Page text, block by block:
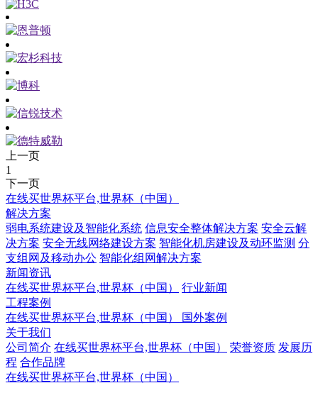
上一页
1
下一页
在线买世界杯平台,世界杯（中国）
解决方案
弱电系统建设及智能化系统 信息安全整体解决方案 安全云解
决方案 安全无线网络建设方案 智能化机房建设及动环监测 分
支组网及移动办公 智能化组网解决方案
新闻资讯
在线买世界杯平台,世界杯（中国）
行业新闻
工程案例
在线买世界杯平台,世界杯（中国）
国外案例
关于我们
公司简介 在线买世界杯平台,世界杯（中国） 荣誉资质 发展历
程 合作品牌
在线买世界杯平台,世界杯（中国）